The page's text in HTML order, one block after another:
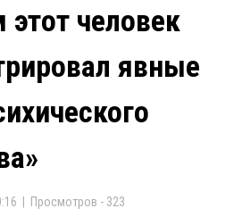
человек
явные
| Просмотров - 323